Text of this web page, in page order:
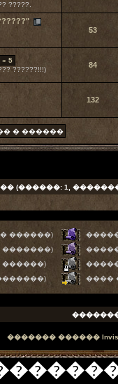
?????.
53
» 5
??????!!!)
84
132
(������: 1,
������)
�������)
������)
����
������� ������